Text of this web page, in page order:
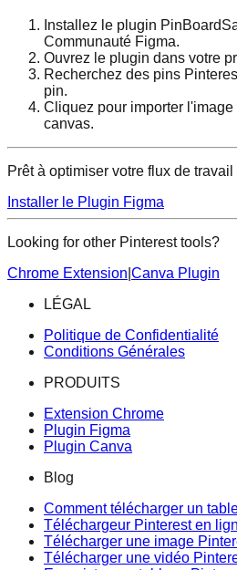
Installez le plugin
Communauté Figma.
Ouvrez le plugin dans votre
Recherchez des pins
pin.
Cliquez pour importer
canvas.
Prêt à optimiser votre flux de
Installer le Plugin Figma
Looking for other Pinterest tools?
Chrome Extension Canva Plugin
LÉGAL
Politique de Confidentialité
Conditions Générales
PRODUITS
Extension Chrome
Plugin Figma
Plugin Canva
Blog
Comment télécharger un
Téléchargeur Pinterest en
Télécharger une image
Télécharger une vidéo